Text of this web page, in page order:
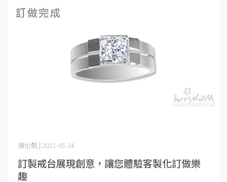
訂製戒台展現創意，讓您體驗客製化訂做樂
趣
連怡甄 | 2021-05-24